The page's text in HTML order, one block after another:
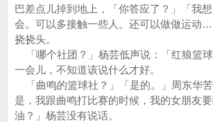
巴差点儿掉到地上，「你答应了？」「我
会。可以多接触一些人。还可以做做运动
挠挠头。
「哪个社团？」杨芸低声说：「红狼篮
一会儿，不知道该说什么才好。
「曲鸣的篮球社？」「是的。」周东华
是，我跟曲鸣打比赛的时候，我的女朋友
油？」杨芸没有说话。